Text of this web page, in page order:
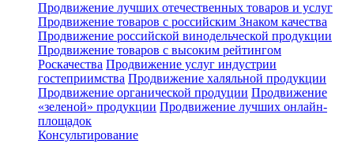
Продвижение лучших отечественных товаров и услуг
Продвижение товаров с российским Знаком качества
Продвижение российской винодельческой продукции
Продвижение товаров с высоким рейтингом
Роскачества Продвижение услуг индустрии
гостеприимства Продвижение халяльной продукции
Продвижение органической продуции Продвижение
«зеленой» продукции Продвижение лучших онлайн-
площадок
Консультирование